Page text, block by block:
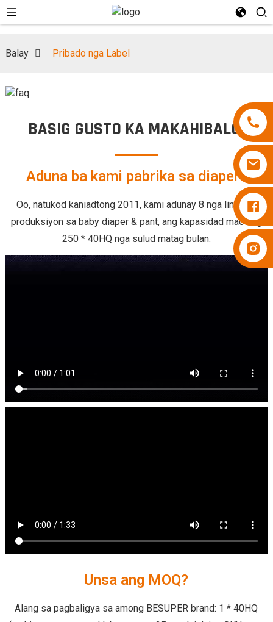
Diapers Besuper
Diapers Besuper
Balay Pribado nga Label
BASIG GUSTO KA MAKAHIBALO:
Aduna ba kami pabrika sa diaper?
Oo, natukod kaniadtong 2011, kami adunay 8 nga linya sa
produksiyon sa baby diaper & pant, ang kapasidad mao ang
250 * 40HQ nga sulud matag bulan.
Unsa ang MOQ?
Alang sa pagbaligya sa among BESUPER brand: 1 * 40HQ